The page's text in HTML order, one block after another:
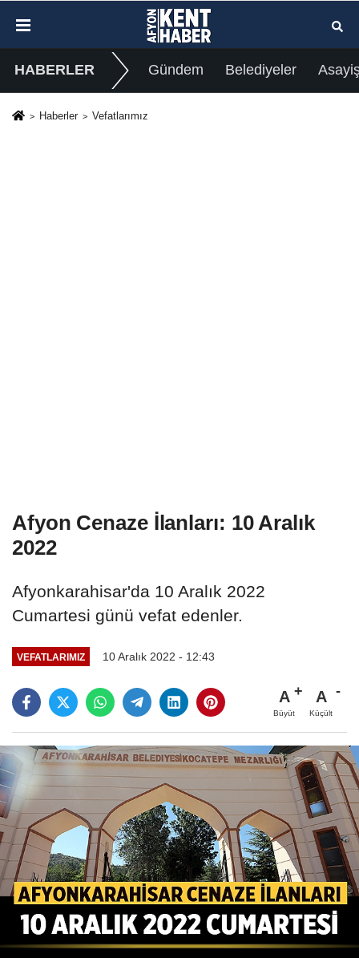
HABERLER Gündem Belediyeler
Haberler Vefatlarımız
Afyon Cenaze İlanları: 10 Aralık
2022
Afyonkarahisar'da 10 Aralık 2022
Cumartesi günü vefat edenler.
VEFATLARIMIZ 10 Aralık 2022 - 12:43
A
Büyüt
A
Küçült